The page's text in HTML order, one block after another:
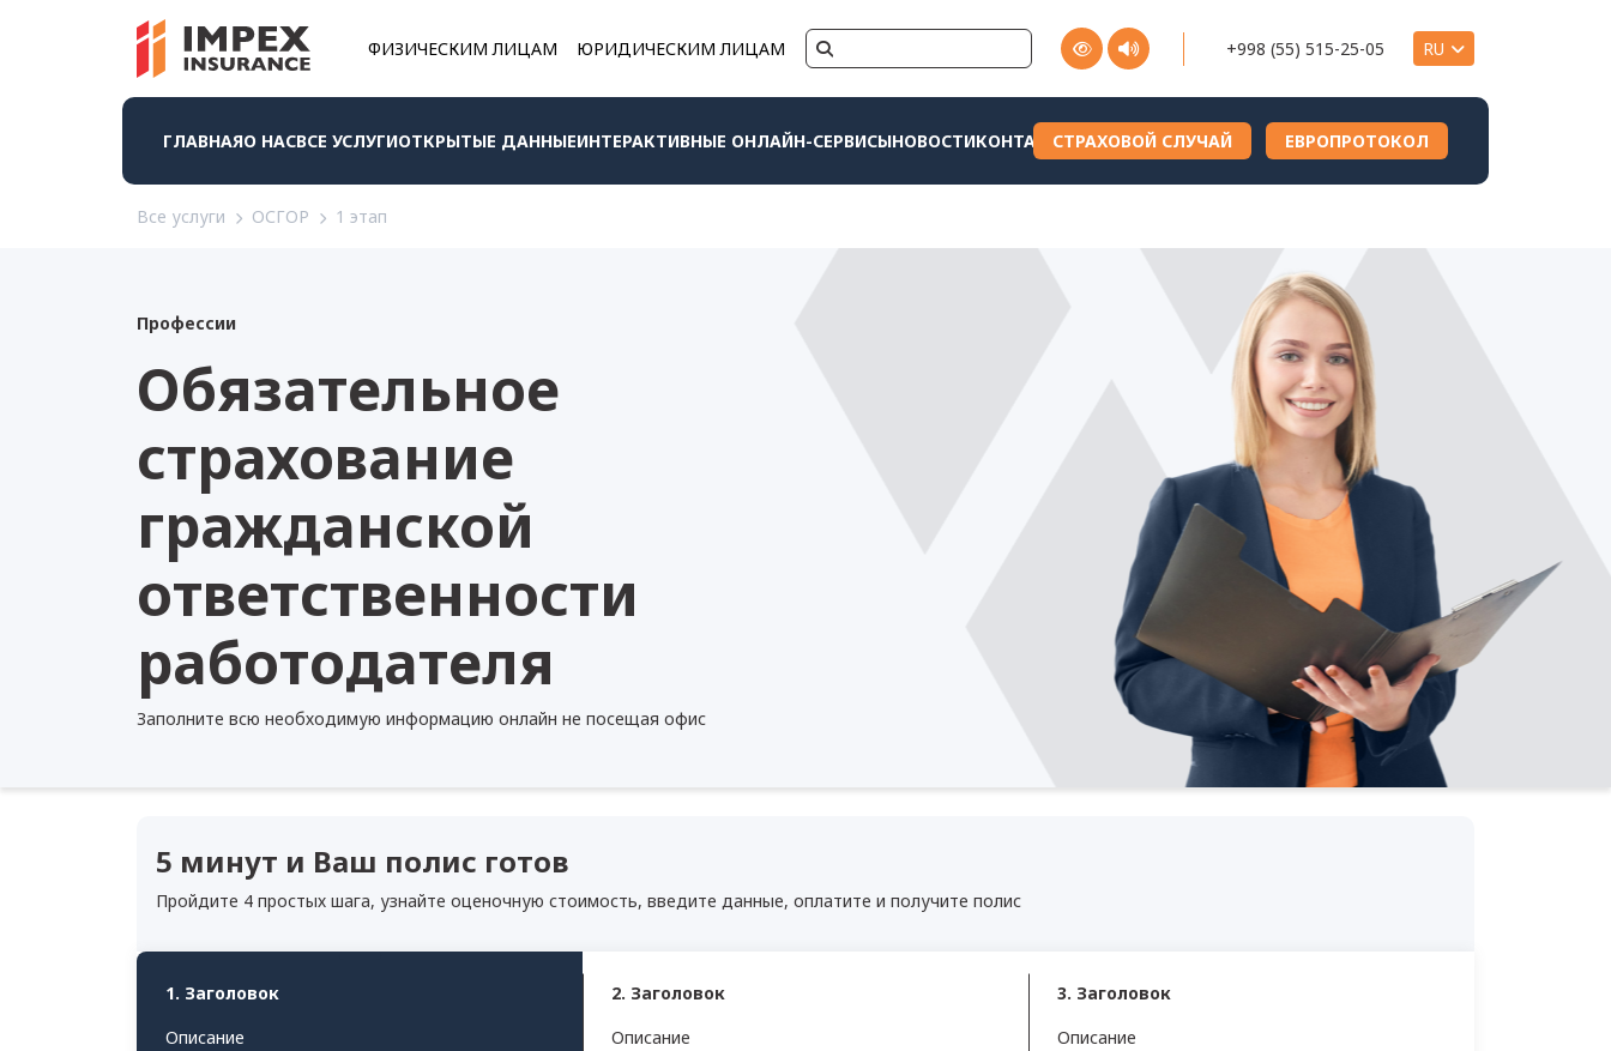
ФИЗИЧЕСКИМ ЛИЦАМ ЮРИДИЧЕСКИМ ЛИЦАМ +998 (55) 515-25-05
ГЛАВНАЯО НАСВСЕ УСЛУГИОТКРЫТЫЕ ДАННЫЕИНТЕРАКТИВНЫЕ ОНЛАЙН-СЕРВИСЫНОВОСТИКОНТАКТЫСТРАХОВОЙ СЛУЧАЙ ЕВРОПРОТОКОЛ
Все услуги ОСГОР 1 этап
Профессии
Обязательное
страхование
гражданской
ответственности
работодателя
Заполните всю необходимую информацию онлайн не посещая офис
5 минут и Ваш полис готов
Пройдите 4 простых шага, узнайте оценочную стоимость, введите данные, оплатите и получите полис
1. Заголовок
Описание
2. Заголовок
Описание
3. Заголовок
Описание